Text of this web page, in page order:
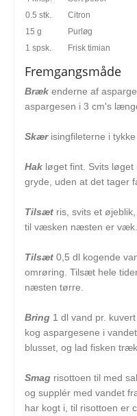
0.5 stk.
Citron
15 g
Purløg
1 spsk.
Frisk timian
Fremgangsmåde
Bræk enderne af
aspargesen i 3 cm's
Skærisingfileterne i
Hak løget fint. Svits løget
gryde, uden at det tager
Tilsæt ris, svits et
til væsken næsten er væk.
Tilsæt 0,5 dl kogende
omrøring. Tilsæt hele
næsten tørre.
Bring 1 dl vand pr.
kog aspargesene i
blusset, og lad fisken
Smag risottoen til med
og supplér med vandet
har kogt i, til risottoen er